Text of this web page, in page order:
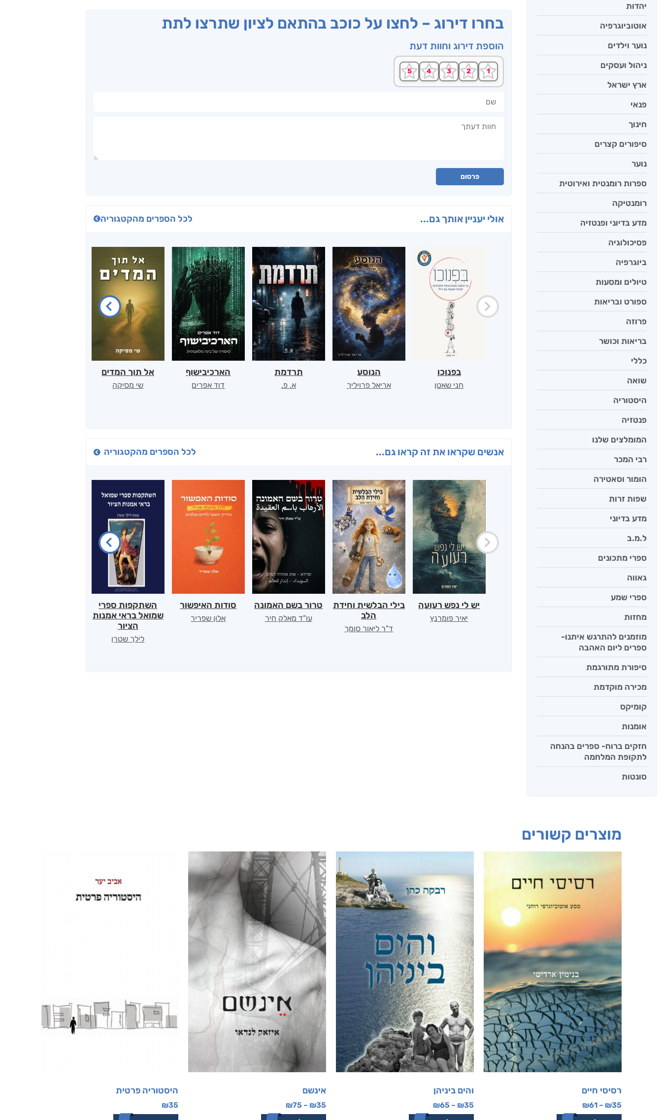
יהדות
אוטוביוגרפיה
נוער וילדים
ניהול ועסקים
ארץ ישראל
פנאי
חינוך
סיפורים קצרים
נוער
ספרות רומנטית ואירוטית
רומנטיקה
מדע בדיוני ופנטזיה
פסיכולוגיה
ביוגרפיה
טיולים ומסעות
ספורט ובריאות
פרוזה
בריאות וכושר
כללי
שואה
היסטוריה
פנטזיה
המומלצים שלנו
רבי המכר
הומור וסאטירה
שפות זרות
מדע בדיוני
ל.מ.ב
ספרי מתכונים
גאווה
ספרי שמע
מחזות
מוזמנים להתרגש איתנו-
ספרים ליום האהבה
סיפורת מתורגמת
מכירה מוקדמת
קומיקס
אומנות
חזקים ברוח- ספרים בהנחה
לתקופת המלחמה
סונטות
בחרו דירוג – לחצו על כוכב בהתאם לציון שתרצו לתת
הוספת דירוג וחוות דעת
פרסום
אולי יעניין אותך גם... לכל הספרים מהקטגוריה
בפנוכו
חני שאטן
הנוסע
אריאל פרויליך
תרדמת
א. פ.
הארכיבישוף
דוד אפרים
אל תוך המדים
שי מסיקה
אנשים שקראו את זה קראו גם... לכל הספרים מהקטגוריה
יש לי נפש רעועה
יאיר פומרנץ
בילי הבלשית וחידת
הלב
ד"ר ליאור סומך
טרור בשם האמונה
עו"ד מאלק חיר
סודות האיפשור
אלון שפריר
השתקפות ספרי
שמואל בראי אמנות
הציור
לילך שטרן
מוצרים קשורים
רסיסי חיים
₪35
–
₪61
והים ביניהן
₪35
–
₪65
אינשם
₪35
–
₪75
היסטוריה פרטית
₪35